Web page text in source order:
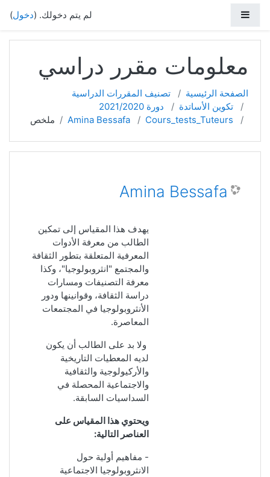
لم يتم دخولك. (دخول)
معلومات مقرر دراسي
الصفحة الرئيسية
تصنيف المقررات الدراسية
تكوين الأساتدة
دورة 2021/2020
Cours_tests_Tuteurs
Amina Bessafa ملخص
Amina Bessafa
يهدف هذا المقياس إلى تمكين
الطالب من معرفة الأدوات
المعرفية المتعلقة بتطور الثقافة
والمجتمع "انثروبولوجيا"، وكذا
معرفة التصنيفات ومسارات
دراسة الثقافة، وقوانينها ودور
الأنثروبولوجيا في المجتمعات
المعاصرة.
ولا بد على الطالب أن يكون
لديه المعطيات التاريخية
والأركيولوجية والثقافية
والاجتماعية المحصلة في
السداسيات السابقة.
ويحتوي هذا المقياس على
العناصر التالية:
- مفاهيم أولية حول
الانثروبولوجيا الاجتماعية